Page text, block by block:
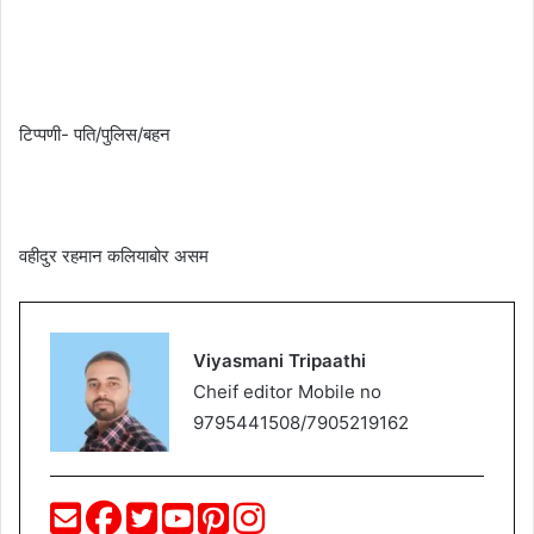
टिप्पणी- पति/पुलिस/बहन
वहीदुर रहमान कलियाबोर असम
Viyasmani Tripaathi
Cheif editor Mobile no
9795441508/7905219162